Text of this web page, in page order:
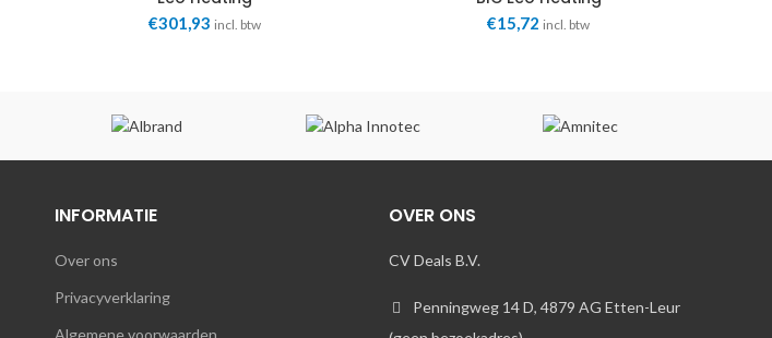
€301,93 incl. btw €15,72 incl. btw
INFORMATIE
Over ons
Privacyverklaring
OVER ONS
CV Deals B.V.
Penningweg 14 D, 4879 AG Etten-Leur